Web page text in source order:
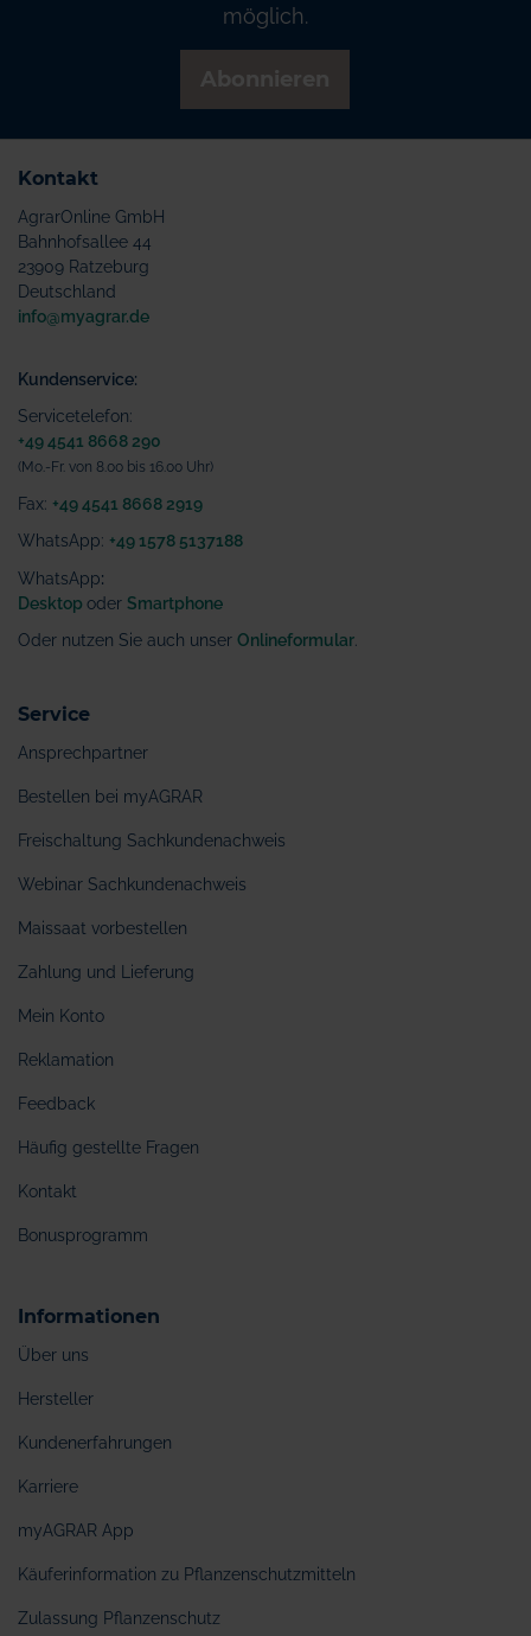
möglich.
Kontakt
AgrarOnline GmbH
Bahnhofsallee 44
23909 Ratzeburg
Deutschland
info@myagrar.de
Kundenservice:
Servicetelefon:
+49 4541 8668 290
(Mo.-Fr. von 8.00 bis 16.00 Uhr)
Fax: +49 4541 8668 2919
WhatsApp: +49 1578 5137188
WhatsApp:
Desktop oder Smartphone
Oder nutzen Sie auch unser Onlineformular
Service
Ansprechpartner
Bestellen bei myAGRAR
Freischaltung Sachkundenachweis
Webinar Sachkundenachweis
Maissaat vorbestellen
Zahlung und Lieferung
Mein Konto
Reklamation
Feedback
Häufig gestellte Fragen
Kontakt
Bonusprogramm
Informationen
Über uns
Hersteller
Kundenerfahrungen
Karriere
myAGRAR App
Käuferinformation zu Pflanzenschutzmitteln
Zulassung Pflanzenschutz